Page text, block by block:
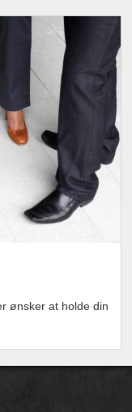
ønsker at holde din